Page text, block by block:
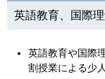
英語教育、国際
英語教育や国際
割授業による少